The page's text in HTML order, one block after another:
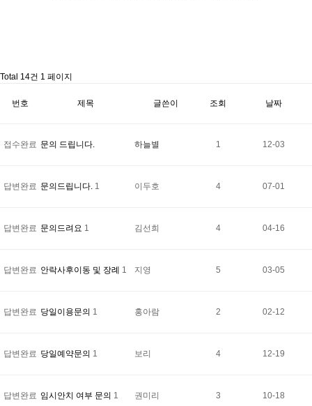
보호자님 리뷰
Total 14건 1 페이지
번호 제목 글쓴이 조회 날짜
접수완료 문의 드립니다. 하늘별 1 12-03
답변완료 문의드립니다. 1 이두호 4 07-01
답변완료 문의드려요 1 김선희 4 04-16
답변완료 안락사후이동 및 장례 1 지영 5 03-05
답변완료 당일이용문의 1 홍아람 2 02-12
답변완료 당일예약문의 1 보리 4 12-19
답변완료 임시안치 여부 문의 1 권미리 3 10-18